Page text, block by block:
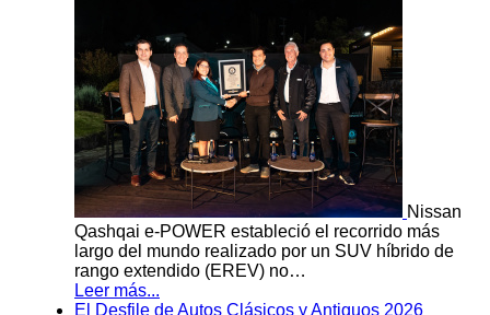
Nissan
Qashqai e-POWER estableció el recorrido más
largo del mundo realizado por un SUV híbrido de
rango extendido (EREV) no…
Leer más...
El Desfile de Autos Clásicos y Antiguos 2026